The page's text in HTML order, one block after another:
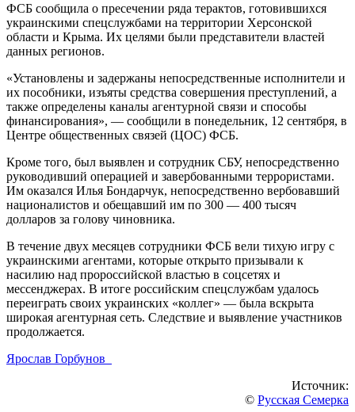
ФСБ сообщила о пресечении ряда терактов, готовившихся
украинскими спецслужбами на территории Херсонской
области и Крыма. Их целями были представители властей
данных регионов.
«Установлены и задержаны непосредственные исполнители и
их пособники, изъяты средства совершения преступлений, а
также определены каналы агентурной связи и способы
финансирования», — сообщили в понедельник, 12 сентября, в
Центре общественных связей (ЦОС) ФСБ.
Кроме того, был выявлен и сотрудник СБУ, непосредственно
руководивший операцией и завербованными террористами.
Им оказался Илья Бондарчук, непосредственно вербовавший
националистов и обещавший им по 300 — 400 тысяч
долларов за голову чиновника.
В течение двух месяцев сотрудники ФСБ вели тихую игру с
украинскими агентами, которые открыто призывали к
насилию над пророссийской властью в соцсетях и
мессенджерах. В итоге российским спецслужбам удалось
переиграть своих украинских «коллег» — была вскрыта
широкая агентурная сеть. Следствие и выявление участников
продолжается.
Ярослав Горбунов
Источник:
© Русская Семерка